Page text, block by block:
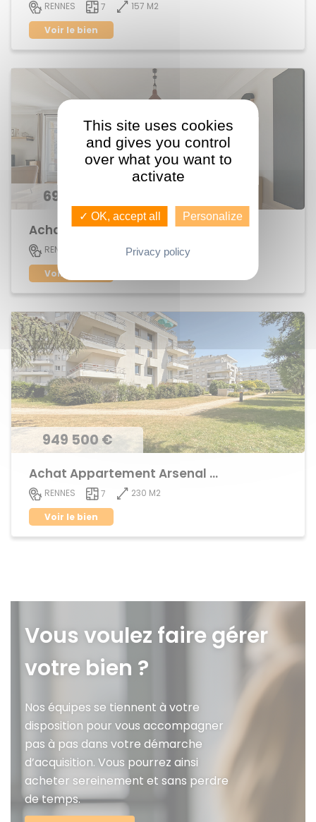
RENNES 7
157 M2
Voir le bien
696 300 €
Achat Appartement centre ville
RENNES
152 M2
Voir le bien
949 500 €
Achat Appartement Arsenal - Redon
RENNES 7
230 M2
Voir le bien
Vous voulez faire gérer
votre bien ?
Nos équipes se tiennent à votre
disposition pour vous accompagner
pas à pas dans votre démarche
d’acquisition. Vous pourrez ainsi
acheter sereinement et sans perdre
de temps.
This site uses cookies
and gives you control
over what you want to
activate
✓ OK, accept all Personalize
Privacy policy